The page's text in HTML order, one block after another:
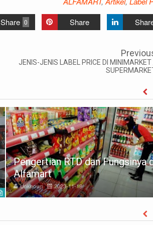
0
Share Share
JENIS-JENIS LABEL PRICE DI
Pengertian RTD dan Fungsinya
Alfamart
Unknown 2023-11-18